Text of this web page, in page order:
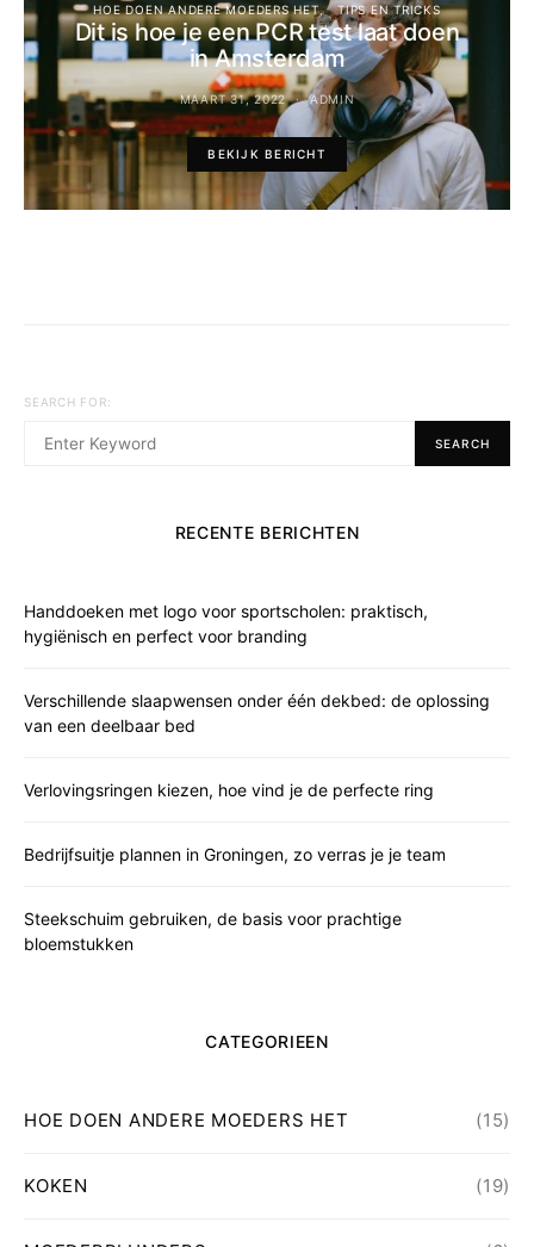
HOE DOEN ANDERE MOEDERS HET TIPS EN TRICKS
Dit is hoe je een PCR test laat doen
in Amsterdam
MAART 31, 2022 ADMIN
BEKIJK BERICHT
SEARCH FOR:
SEARCH
RECENTE BERICHTEN
Handdoeken met logo voor sportscholen: praktisch,
hygiënisch en perfect voor branding
Verschillende slaapwensen onder één dekbed: de oplossing
van een deelbaar bed
Verlovingsringen kiezen, hoe vind je de perfecte ring
Bedrijfsuitje plannen in Groningen, zo verras je je team
Steekschuim gebruiken, de basis voor prachtige
bloemstukken
CATEGORIEEN
HOE DOEN ANDERE MOEDERS HET (15)
KOKEN (19)